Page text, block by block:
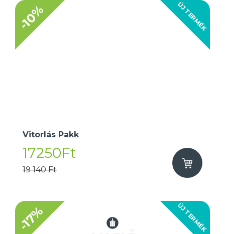
ÚJ TERMÉK
-10%
Vitorlás Pakk
17250Ft
19 140 Ft
ÚJ TERMÉK
-17%